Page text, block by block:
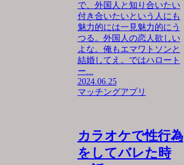
で、外国人と知り合いたい
付き合いたいという人にも
魅力的には一見魅力的にう
つる。外国人の恋人欲しい
よな。俺もエマワトソンと
結婚してえ。ではハロート
ー...
2024.06.25
マッチングアプリ
カラオケで性行為
をしてバレた時